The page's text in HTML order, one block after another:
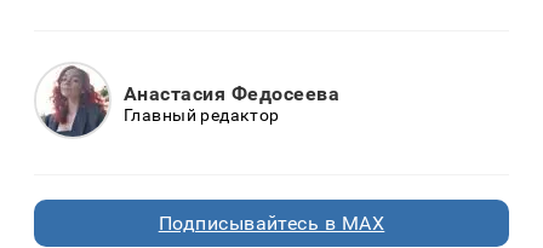
Анастасия Федосеева
Главный редактор
Подписывайтесь в MAX